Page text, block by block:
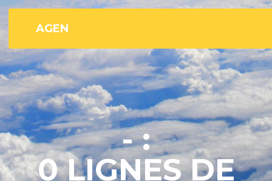
- :
0 LIGNES DE